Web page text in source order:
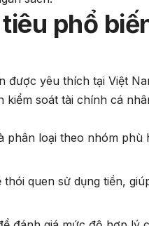
phổ
được yêu thích tại Việt
kiểm soát tài chính cá
phân loại theo nhóm phù
quen sử dụng tiền,